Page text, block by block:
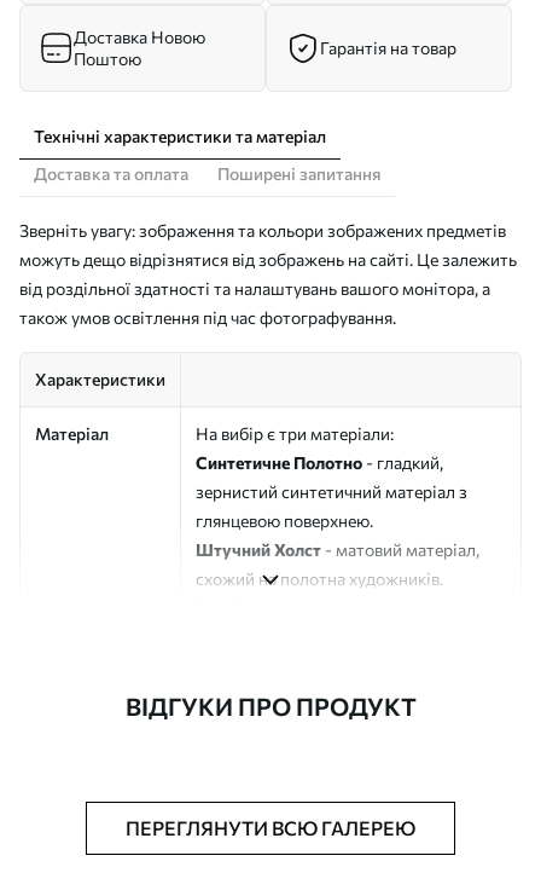
Доставка Новою
Поштою
Гарантія на товар
Технічні характеристики та матеріал
Доставка та оплата
Поширені запитання
Зверніть увагу: зображення та кольори зображених предметів
можуть дещо відрізнятися від зображень на сайті. Це залежить
від роздільної здатності та налаштувань вашого монітора, а
також умов освітлення під час фотографування.
Характеристики
Матеріал
На вибір є три матеріали:
Синтетичне Полотно - гладкий,
зернистий синтетичний матеріал з
глянцевою поверхнею.
Штучний Холст - матовий матеріал,
схожий на полотна художників.
Додатково Можна додати лакове покриття.
ВІДГУКИ ПРО ПРОДУКТ
ПЕРЕГЛЯНУТИ ВСЮ ГАЛЕРЕЮ